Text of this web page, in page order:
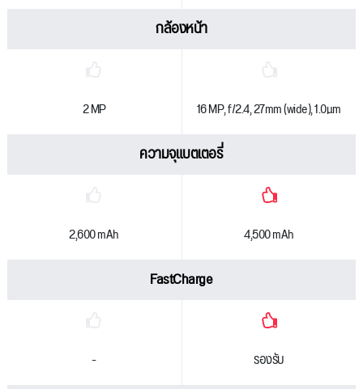
กล้องหน้า
2 MP 16 MP, f/2.4, 27mm (wide), 1.0µm
ความจุแบตเตอรี่
2,600 mAh 4,500 mAh
FastCharge
- รองรับ